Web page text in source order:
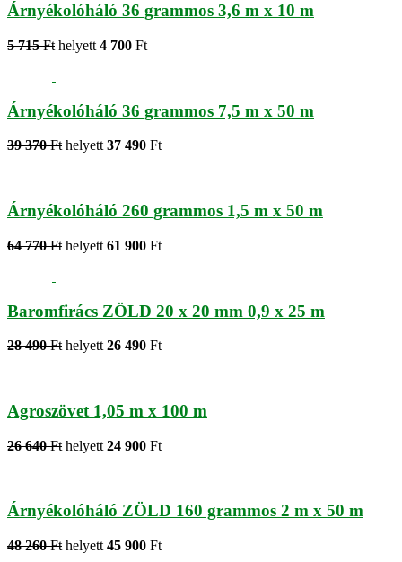
Árnyékolóháló 36 grammos 3,6 m x 10 m
5 715 Ft helyett 4 700 Ft
Árnyékolóháló 36 grammos 7,5 m x 50 m
39 370 Fthelyett37 490 Ft
Árnyékolóháló 260 grammos 1,5 m x 50 m
64 770 Ft helyett 61 900 Ft
Baromfirács ZÖLD 20 x 20 mm 0,9 x 25 m
28 490 Ft helyett 26 490 Ft
Agroszövet 1,05 m x 100 m
26 640 Ft helyett 24 900 Ft
Árnyékolóháló ZÖLD 160 grammos 2 m x 50 m
48 260 Ft helyett 45 900 Ft